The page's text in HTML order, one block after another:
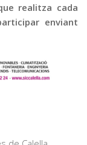
realitza cada
enviant